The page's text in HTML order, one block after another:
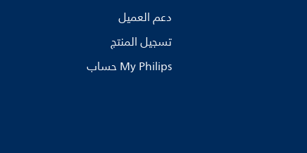
دعم العميل
تسجيل المنتج
My Philips حساب